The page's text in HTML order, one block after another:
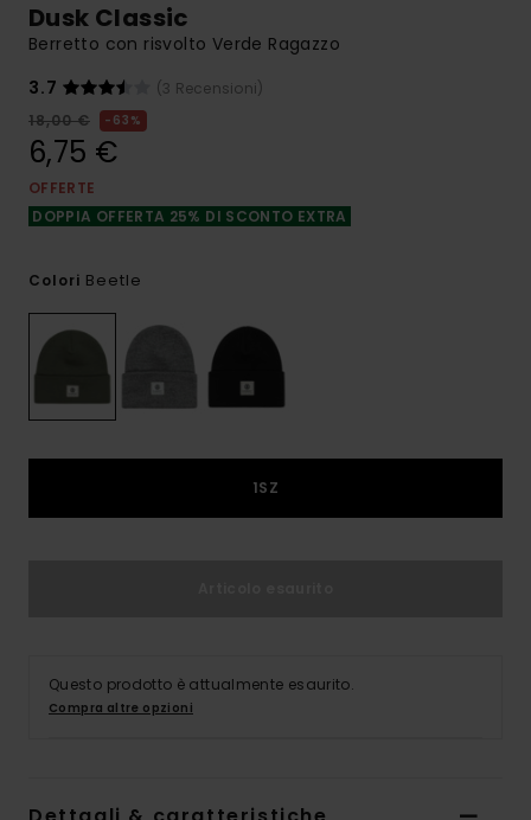
Dusk Classic
Berretto con risvolto Verde Ragazzo
3.7
(3 Recensioni)
18,00 €
63%
6,75 €
OFFERTE
DOPPIA OFFERTA 25% DI SCONTO EXTRA
Colori Beetle
1SZ
Questo prodotto è attualmente esaurito.
Compra altre opzioni